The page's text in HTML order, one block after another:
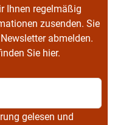
Ihnen regelmäßig
zusenden. Sie
abmelden.
Sie hier.
gelesen und